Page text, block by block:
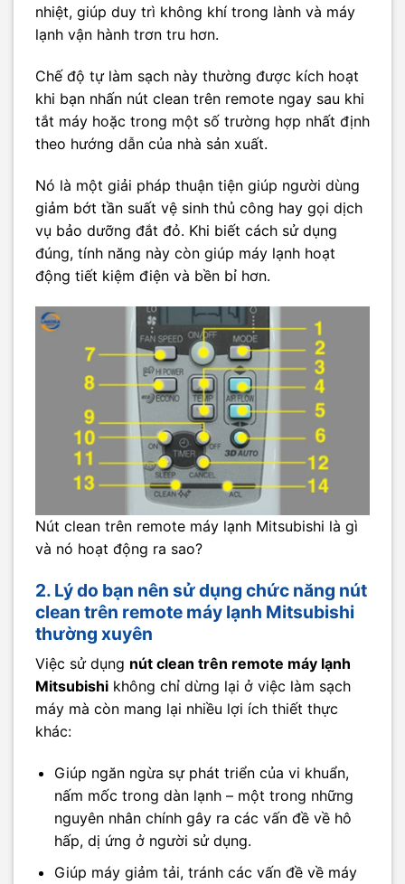
nhiệt, giúp duy trì không khí trong lành và máy
lạnh vận hành trơn tru hơn.
Chế độ tự làm sạch này thường được kích hoạt
khi bạn nhấn nút clean trên remote ngay sau khi
tắt máy hoặc trong một số trường hợp nhất định
theo hướng dẫn của nhà sản xuất.
Nó là một giải pháp thuận tiện giúp người dùng
giảm bớt tần suất vệ sinh thủ công hay gọi dịch
vụ bảo dưỡng đắt đỏ. Khi biết cách sử dụng
đúng, tính năng này còn giúp máy lạnh hoạt
động tiết kiệm điện và bền bỉ hơn.
Nút clean trên remote máy lạnh Mitsubishi là gì
và nó hoạt động ra sao?
2. Lý do bạn nên sử dụng chức năng nút
clean trên remote máy lạnh Mitsubishi
thường xuyên
Việc sử dụng nút clean trên remote máy lạnh
Mitsubishi không chỉ dừng lại ở việc làm sạch
máy mà còn mang lại nhiều lợi ích thiết thực
khác:
Giúp ngăn ngừa sự phát triển của vi khuẩn,
nấm mốc trong dàn lạnh – một trong những
nguyên nhân chính gây ra các vấn đề về hô
hấp, dị ứng ở người sử dụng.
Giúp máy giảm tải, tránh các vấn đề về máy